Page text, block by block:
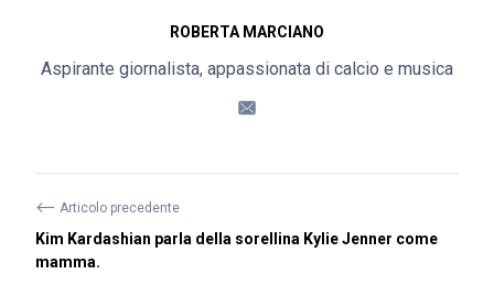
ROBERTA MARCIANO
Aspirante giornalista, appassionata di calcio e musica
⟵ Articolo precedente
Kim Kardashian parla della sorellina Kylie Jenner come
mamma.